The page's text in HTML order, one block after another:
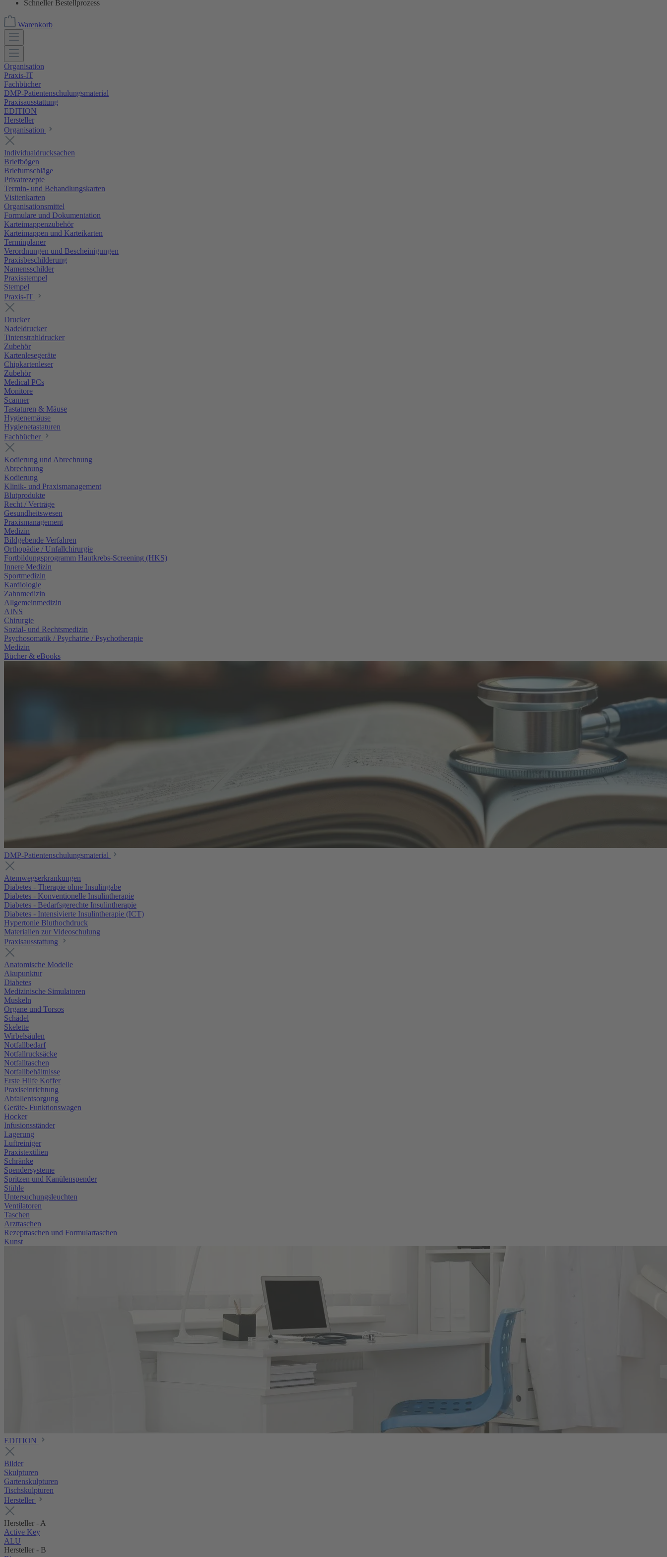
Schneller Bestellprozess
Warenkorb
Organisation
Praxis-IT
Fachbücher
DMP-Patientenschulungsmaterial
Praxisausstattung
EDITION
Hersteller
Organisation
Individualdrucksachen
Briefbögen
Briefumschläge
Privatrezepte
Termin- und Behandlungskarten
Visitenkarten
Organisationsmittel
Formulare und Dokumentation
Karteimappenzubehör
Karteimappen und Karteikarten
Terminplaner
Verordnungen und Bescheinigungen
Praxisbeschilderung
Namensschilder
Praxisstempel
Stempel
Praxis-IT
Drucker
Nadeldrucker
Tintenstrahldrucker
Zubehör
Kartenlesegeräte
Chipkartenleser
Zubehör
Medical PCs
Monitore
Scanner
Tastaturen & Mäuse
Hygienemäuse
Hygienetastaturen
Fachbücher
Kodierung und Abrechnung
Abrechnung
Kodierung
Klinik- und Praxismanagement
Blutprodukte
Recht / Verträge
Gesundheitswesen
Praxismanagement
Medizin
Bildgebende Verfahren
Orthopädie / Unfallchirurgie
Fortbildungsprogramm Hautkrebs-Screening (HKS)
Innere Medizin
Sportmedizin
Kardiologie
Zahnmedizin
Allgemeinmedizin
AINS
Chirurgie
Sozial- und Rechtsmedizin
Psychosomatik / Psychatrie / Psychotherapie
Medizin
Bücher & eBooks
DMP-Patientenschulungsmaterial
Atemwegserkrankungen
Diabetes - Therapie ohne Insulingabe
Diabetes - Konventionelle Insulintherapie
Diabetes - Bedarfsgerechte Insulintherapie
Diabetes - Intensivierte Insulintherapie (ICT)
Hypertonie Bluthochdruck
Materialien zur Videoschulung
Praxisausstattung
Anatomische Modelle
Akupunktur
Diabetes
Medizinische Simulatoren
Muskeln
Organe und Torsos
Schädel
Skelette
Wirbelsäulen
Notfallbedarf
Notfallrucksäcke
Notfalltaschen
Notfallbehältnisse
Erste Hilfe Koffer
Praxiseinrichtung
Abfallentsorgung
Geräte- Funktionswagen
Hocker
Infusionsständer
Lagerung
Luftreiniger
Praxistextilien
Schränke
Spendersysteme
Spritzen und Kanülenspender
Stühle
Untersuchungsleuchten
Ventilatoren
Taschen
Arzttaschen
Rezepttaschen und Formulartaschen
Kunst
EDITION
Bilder
Skulpturen
Gartenskulpturen
Tischskulpturen
Hersteller
Hersteller - A
Active Key
ALU
Hersteller - B